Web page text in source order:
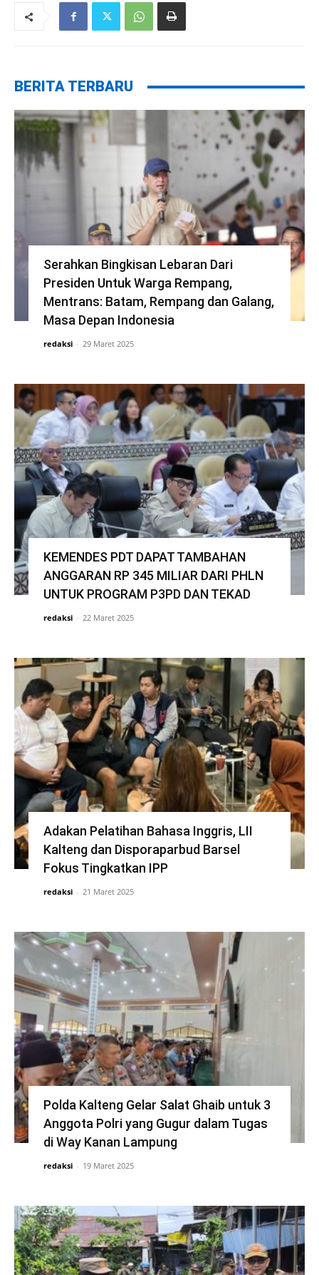
BERITA TERBARU
Serahkan Bingkisan Lebaran Dari
Presiden Untuk Warga Rempang,
Mentrans: Batam, Rempang dan Galang,
Masa Depan Indonesia
redaksi - 29 Maret 2025
KEMENDES PDT DAPAT TAMBAHAN
ANGGARAN RP 345 MILIAR DARI PHLN
UNTUK PROGRAM P3PD DAN TEKAD
redaksi - 22 Maret 2025
Adakan Pelatihan Bahasa Inggris, LII
Kalteng dan Disporaparbud Barsel
Fokus Tingkatkan IPP
redaksi - 21 Maret 2025
Polda Kalteng Gelar Salat Ghaib untuk 3
Anggota Polri yang Gugur dalam Tugas
di Way Kanan Lampung
redaksi - 19 Maret 2025